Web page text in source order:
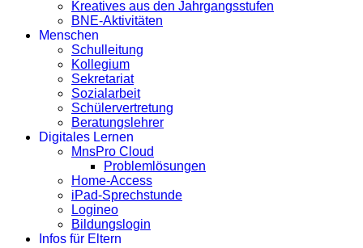
Kreatives aus den Jahrgangsstufen
BNE-Aktivitäten
Menschen
Schulleitung
Kollegium
Sekretariat
Sozialarbeit
Schülervertretung
Beratungslehrer
Digitales Lernen
MnsPro Cloud
Problemlösungen
Home-Access
iPad-Sprechstunde
Logineo
Bildungslogin
Infos für Eltern